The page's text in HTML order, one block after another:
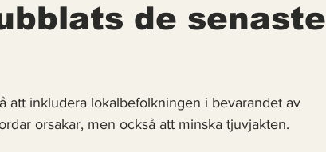
Erbjudanden Videoklipp Framsteg
de senaste
att inkludera lokalbefolkningen i bevarandet av
orsakar, men också att minska tjuvjakten.